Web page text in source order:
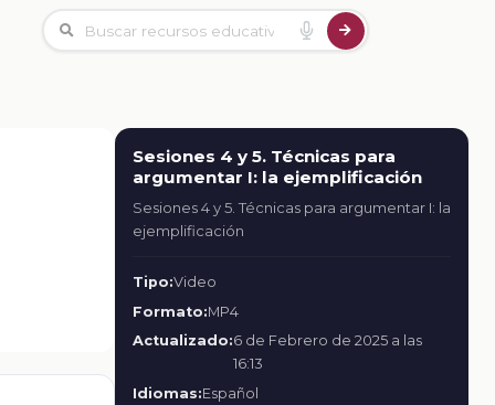
Sesiones 4 y 5. Técnicas para
argumentar I: la ejemplificación
Sesiones 4 y 5. Técnicas para argumentar I: la
ejemplificación
Tipo:Video
Formato:MP4
Actualizado:6 de Febrero de 2025 a las
16:13
Idiomas:Español